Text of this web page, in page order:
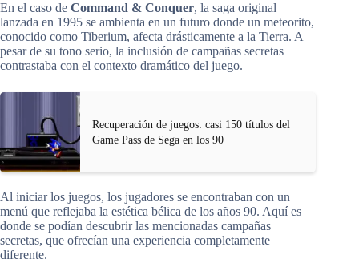
En el caso de Command & Conquer, la saga original
lanzada en 1995 se ambienta en un futuro donde un meteorito,
conocido como Tiberium, afecta drásticamente a la Tierra. A
pesar de su tono serio, la inclusión de campañas secretas
contrastaba con el contexto dramático del juego.
Recuperación de juegos: casi 150 títulos del
Game Pass de Sega en los 90
Al iniciar los juegos, los jugadores se encontraban con un
menú que reflejaba la estética bélica de los años 90. Aquí es
donde se podían descubrir las mencionadas campañas
secretas, que ofrecían una experiencia completamente
diferente.